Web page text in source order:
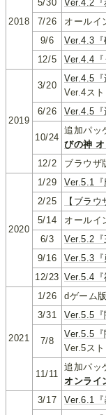
2018
5/30
Ver.4.2『
7/26
オールイ
9/6
Ver.4.3
12/5
Ver.4.4
2019
3/20
Ver.4.5
Ver.4ス
6/26
Ver.4.5
10/24
追加パッ
びの神
12/2
ブラウザ
2020
1/29 Ver.5.1『
2/25
【ブラウ
5/14
オールイ
6/3
Ver.5.2『
9/16
Ver.5.3『
12/23 Ver.5.4『
2021
1/26
dゲーム
3/31
Ver.5.5『
7/8
Ver.5.5『
Ver.5ス
11/11
追加パッ
オンライ
3/17
Ver.6.1『